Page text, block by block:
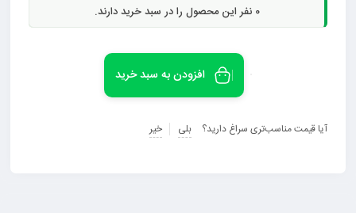
0 نفر این محصول را در سبد خرید دارند.
افزودن به سبد خرید
آیا قیمت مناسب‌تری سراغ دارید؟ بلی خیر